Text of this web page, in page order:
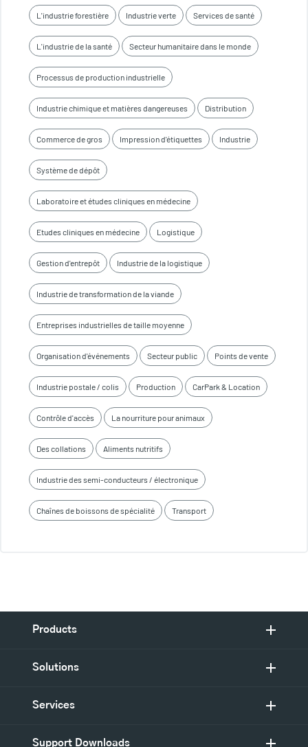
L'industrie forestière Industrie verte Services de santé
L'industrie de la santé Secteur humanitaire dans le monde
Processus de production industrielle
Industrie chimique et matières dangereuses Distribution
Commerce de gros Impression d'étiquettes Industrie
Système de dépôt
Laboratoire et études cliniques en médecine
Etudes cliniques en médecine Logistique
Gestion d'entrepôt Industrie de la logistique
Industrie de transformation de la viande
Entreprises industrielles de taille moyenne
Organisation d'événements Secteur public Points de vente
Industrie postale / colis Production CarPark & Location
Contrôle d'accès La nourriture pour animaux
Des collations Aliments nutritifs
Industrie des semi-conducteurs / électronique
Chaînes de boissons de spécialité Transport
Products
Solutions
Services
Support Downloads